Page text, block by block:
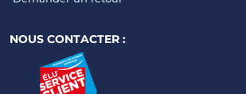
NOUS CONTACTER :